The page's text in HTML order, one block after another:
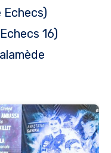
Echecs)
16)